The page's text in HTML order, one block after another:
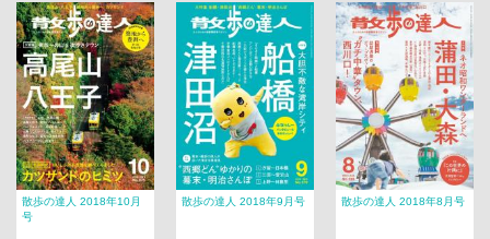
散歩の達人 2018年10月
号
散歩の達人 2018年9月号 散歩の達人 2018年8月号